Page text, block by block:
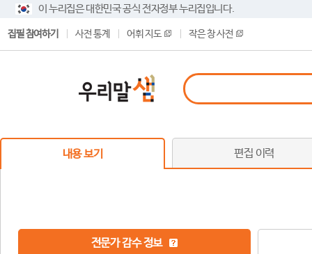
이 누리집은 대한민국 공식 전자정부 누리집입니다.
집필 참여하기 사전 통계 어휘 지도 작은 창 사전
내용 보기 편집 이력
전문가 감수 정보